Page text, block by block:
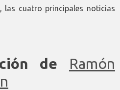
las cuatro principales noticias
de Ramón